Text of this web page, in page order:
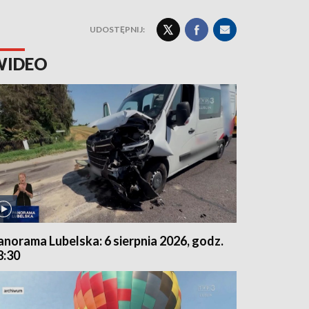
UDOSTĘPNIJ:
Lubelska: 6 sierpnia 2026, godz.